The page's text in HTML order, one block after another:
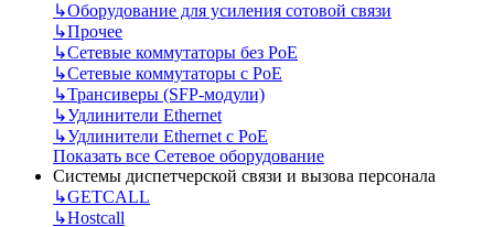
↳Оборудование для усиления сотовой связи
↳Прочее
↳Сетевые коммутаторы без РоЕ
↳Сетевые коммутаторы с РоЕ
↳Трансиверы (SFP-модули)
↳Удлинители Ethernet
↳Удлинители Ethernet с PoE
Показать все Сетевое оборудование
Системы диспетчерской связи и вызова персонала
↳GETCALL
↳Hostcall